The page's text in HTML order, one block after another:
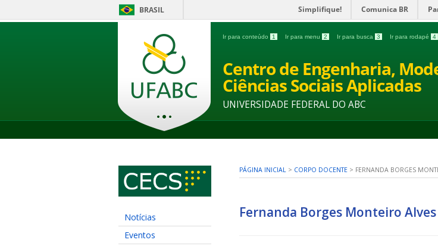
BRASIL Simplifique! Comunica BR
Ir para conteúdo 1 Ir para menu 2 Ir para busca 3 Ir para rodapé 4
Centro de Engenharia,
Ciências Sociais Aplicadas
UNIVERSIDADE FEDERAL DO ABC
Notícias
Eventos
PÁGINA INICIAL > CORPO DOCENTE > FERNANDA BORGES
Fernanda Borges Monteiro Alves